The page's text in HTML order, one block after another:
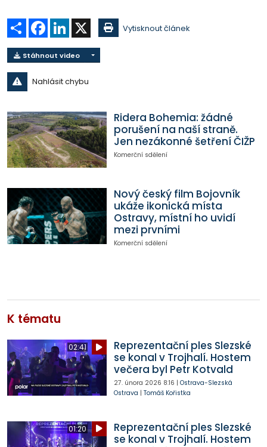
Sdílet Facebook
LinkedIn Vytisknout článek
Stáhnout video
Nahlásit chybu
Ridera Bohemia: žádné
porušení na naší straně.
Jen nezákonné šetření ČIŽP
Komerční sdělení
Nový český film Bojovník
ukáže ikonická místa
Ostravy, místní ho uvidí
mezi prvními
Komerční sdělení
K tématu
02:41
Reprezentační ples Slezské
se konal v Trojhalí. Hostem
večera byl Petr Kotvald
27. února 2026 8:16 | Ostrava-Slezská
Ostrava | Tomáš Kořistka
01:20
Reprezentační ples Slezské
se konal v Trojhalí. Hostem